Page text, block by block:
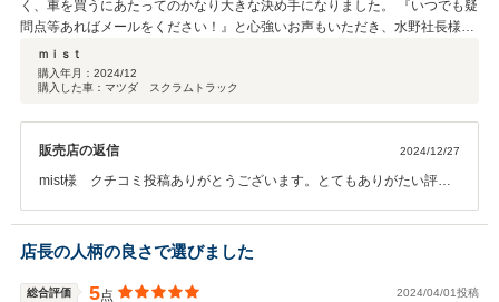
く、車を買うにあたってのかなり大きな決め手になりました。 『いつでも疑
問点等あればメールをください！』と心強いお声もいただき、水野社長様の
お人柄に納得の評価でした！ 車についても大変状態がよく、状態の良いもの
しか仕入れていないというのも納得で、こちらの細かい要望にも真摯に答え
ていただきました。 今後とも何卒よろしくお願いいたします。
ｍｉｓｔ
購入年月： 2024/12
購入した車：マツダ スクラムトラック
販売店の返信 2024/12/27
mist様 クチコミ投稿ありがとうございます。とてもありがたい評価
事をしていて充実感を味わえる時です。またこれからも頑張って仕事
に励みたいと思います。今後とも何卒よろしくお願いいたします。
店長の人柄の良さで選びました
総合評価 5点 2024/04/01投稿